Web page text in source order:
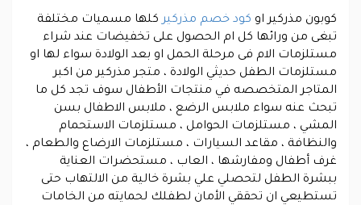
كوبون مذركير او كود خصم مذركيركلها مسميات مختلفة
تبغى من ورائها كل ام الحصول على تخفيضات عند شراء
مستلزمات الام فى مرحلة الحمل او بعد الولادة سواء لها او
مستلزمات الطفل حديثي الولادة ، متجر مذركير من اكبر
المتاجر المتخصصه في منتجات الأطفال سوف تجد كل ما
تبحث عنه سواء ملابس الرضع ، ملابس الاطفال بسن
المشي ، مستلزمات الحوامل ، مستلزمات الاستحمام
والنظافة ، مقاعد السيارات ، مستلزمات الارضاع والطعام ،
غرف أطفال ومفارشها ، العاب ، مستحضرات العناية
ببشرة الطفل لتحصلي علي بشرة خالية من الالتهاب حتى
تستطيعي ان تحققي الأمان لطفلك لحمايته من الخامات